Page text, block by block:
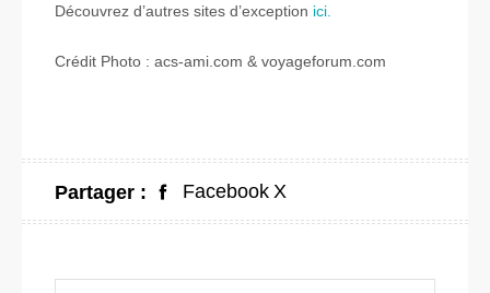
Découvrez d’autres sites d’exception ici.
Crédit Photo : acs-ami.com & voyageforum.com
Partager : Facebook X